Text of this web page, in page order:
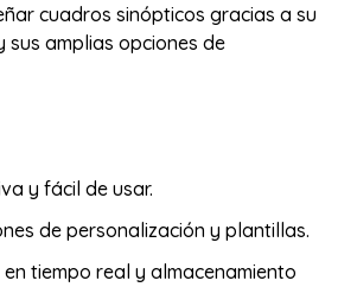
cuadros sinópticos gracias a su
sus amplias opciones de
y fácil de usar.
de personalización y plantillas.
tiempo real y almacenamiento